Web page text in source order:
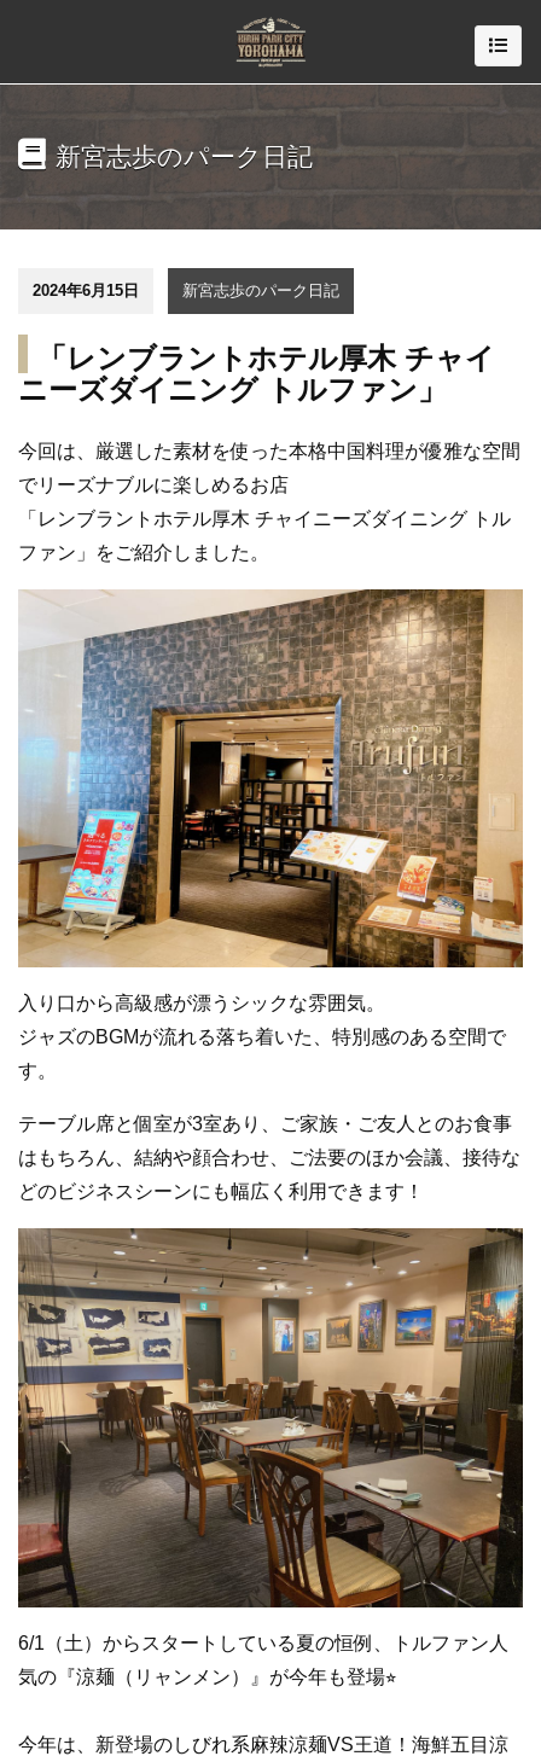
新宮志歩のパーク日記
2024年6月15日 新宮志歩のパーク日記
「レンブラントホテル厚木 チャイ
ニーズダイニング トルファン」
今回は、厳選した素材を使った本格中国料理が優雅な空間
でリーズナブルに楽しめるお店
「レンブラントホテル厚木 チャイニーズダイニング トル
ファン」をご紹介しました。
入り口から高級感が漂うシックな雰囲気。
ジャズのBGMが流れる落ち着いた、特別感のある空間で
す。
テーブル席と個室が3室あり、ご家族・ご友人とのお食事
はもちろん、結納や顔合わせ、ご法要のほか会議、接待な
どのビジネスシーンにも幅広く利用できます！
6/1（土）からスタートしている夏の恒例、トルファン人
気の『涼麺（リャンメン）』が今年も登場⭐︎
今年は、新登場のしびれ系麻辣涼麺VS王道！海鮮五目涼